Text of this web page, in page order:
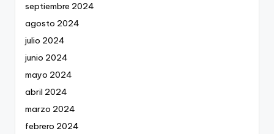
septiembre 2024
agosto 2024
julio 2024
junio 2024
mayo 2024
abril 2024
marzo 2024
febrero 2024